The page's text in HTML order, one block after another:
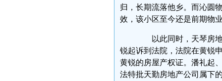
归，长期流落他乡。而沁圆
效，该小区至今还是前期物
以此同时，天琴房地
锐起诉到法院，法院在黄锐
黄锐的房屋产权证。潘礼起
法特批天勤房地产公司属下